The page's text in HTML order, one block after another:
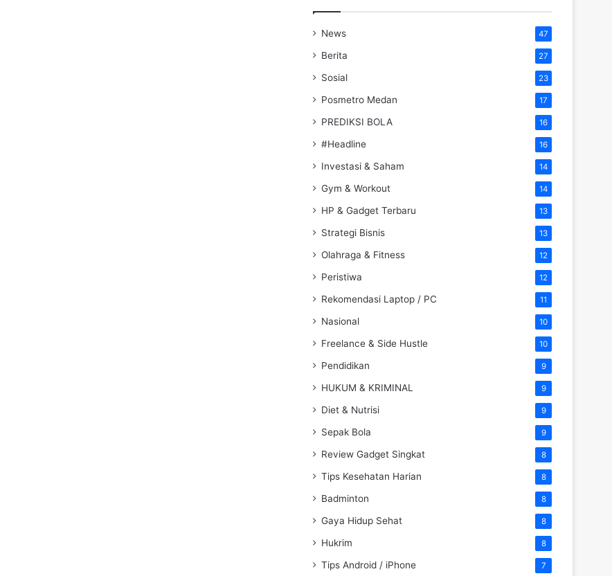
News 47
Berita 27
Sosial 23
Posmetro Medan 17
PREDIKSI BOLA 16
#Headline 16
Investasi & Saham 14
Gym & Workout 14
HP & Gadget Terbaru 13
Strategi Bisnis 13
Olahraga & Fitness 12
Peristiwa 12
Rekomendasi Laptop / PC 11
Nasional 10
Freelance & Side Hustle 10
Pendidikan 9
HUKUM & KRIMINAL 9
Diet & Nutrisi 9
Sepak Bola 9
Review Gadget Singkat 8
Tips Kesehatan Harian 8
Badminton 8
Gaya Hidup Sehat 8
Hukrim 8
Tips Android / iPhone 7